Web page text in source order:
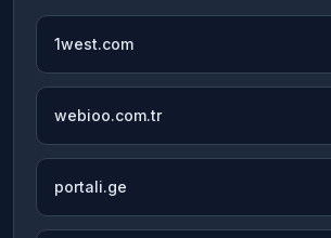
1west.com
webioo.com.tr
portali.ge